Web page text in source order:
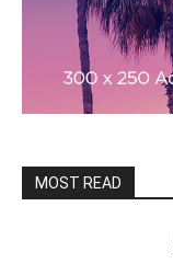
MOST READ